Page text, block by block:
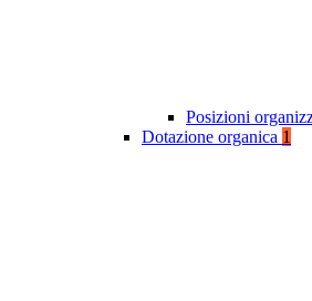
Posizioni
Dotazione organica 1